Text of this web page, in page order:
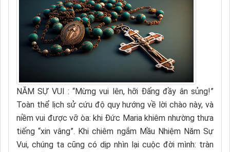
NĂM SỰ VUI : “Mừng vui lên, hỡi Đấng đầy ân sủng!”
Toàn thể lịch sử cứu độ quy hướng về lời chào này, và
niềm vui được vỡ òa: khi Đức Maria khiêm nhường thưa
tiếng “xin vâng”. Khi chiêm ngắm Mầu Nhiệm Năm Sự
Vui, chúng ta cũng có dịp nhìn lại cuộc đời mình: tràn